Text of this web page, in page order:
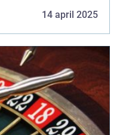
14 april 2025